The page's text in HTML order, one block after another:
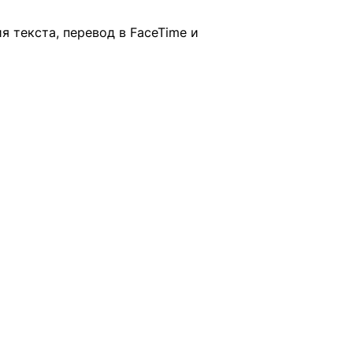
текста, перевод в FaceTime и